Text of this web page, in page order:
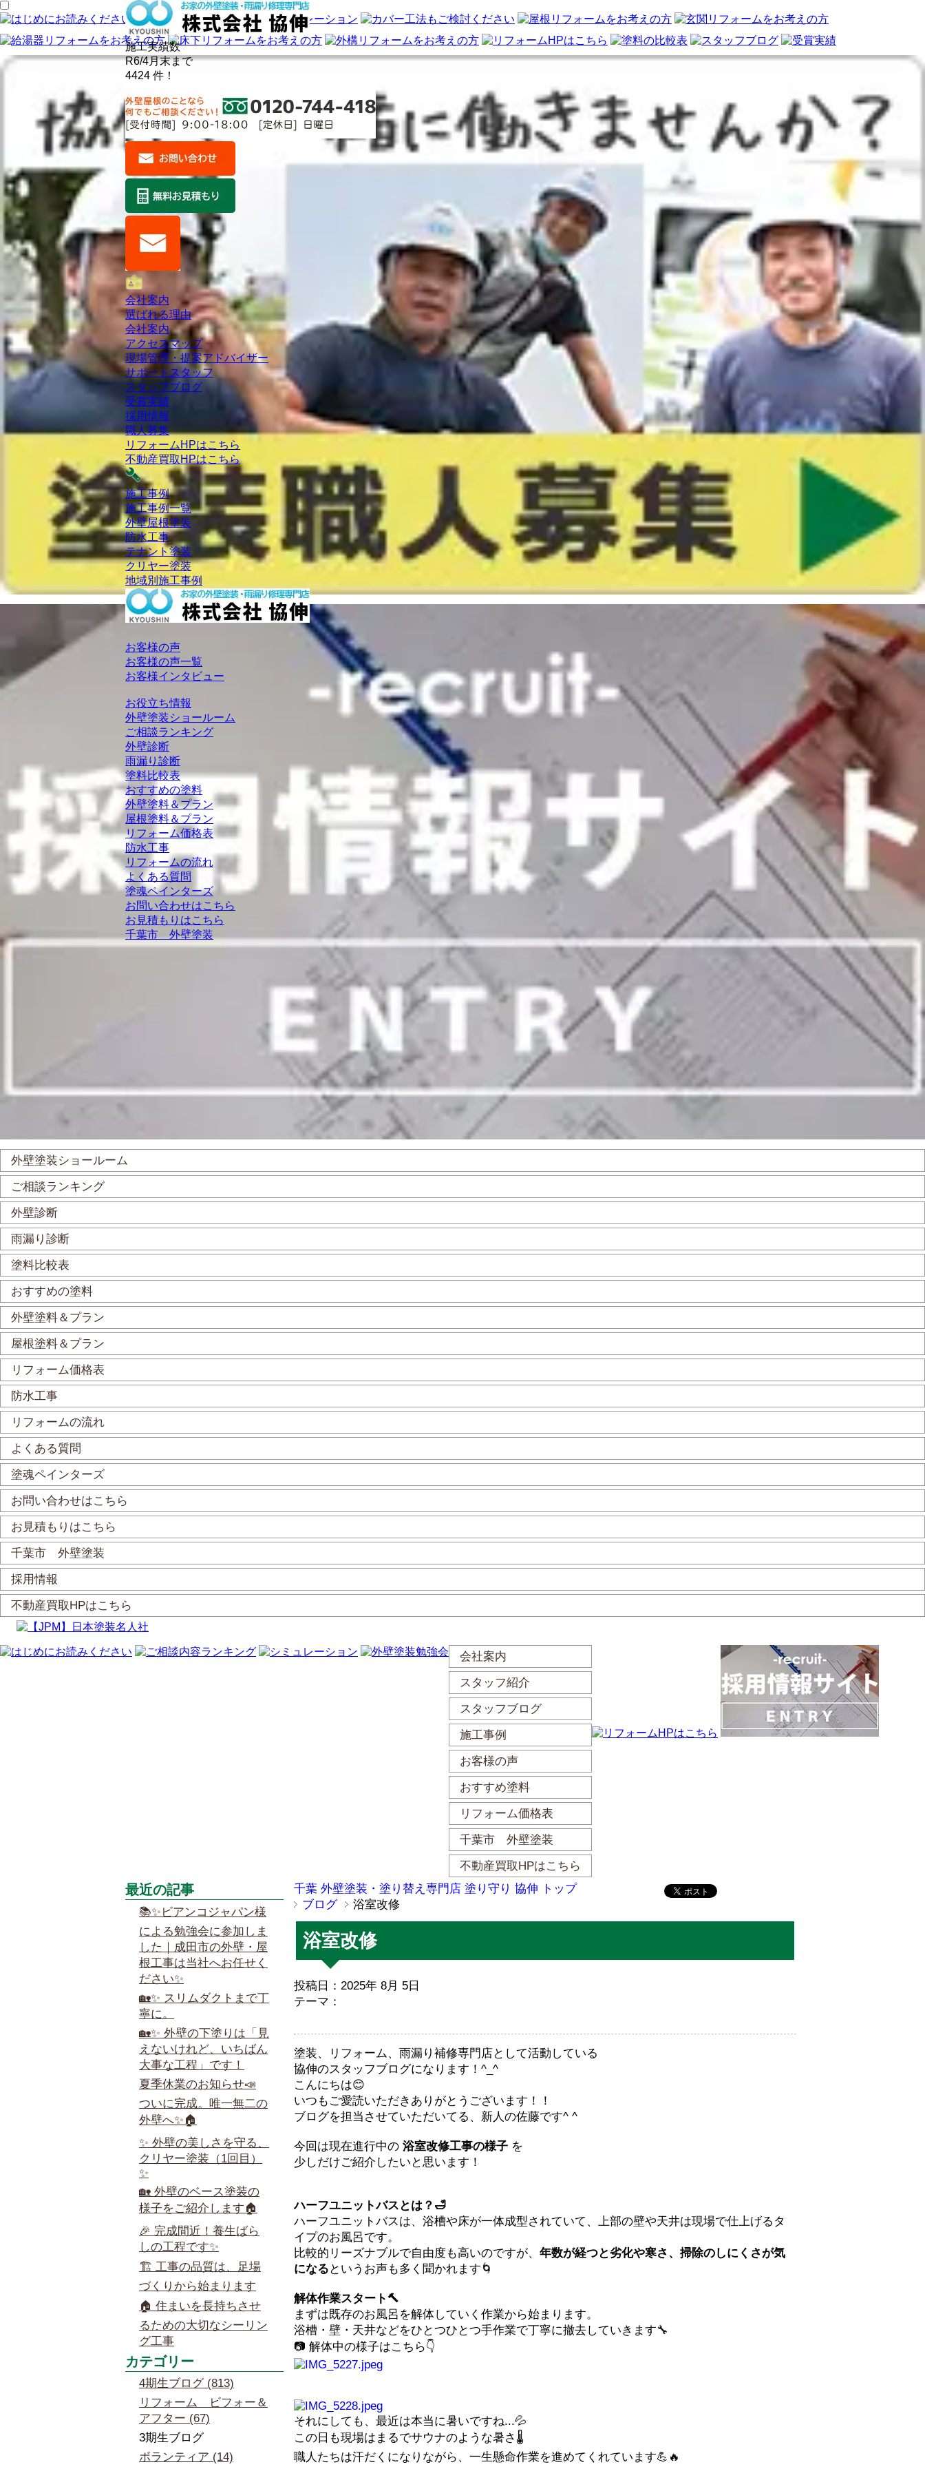
施工実績数
R6/4月末まで
4424 件！
会社案内
選ばれる理由
会社案内
アクセスマップ
現場管理・提案アドバイザー
サポートスタッフ
スタッフブログ
受賞実績
採用情報
職人募集
リフォームHPはこちら
不動産買取HPはこちら
施工事例
施工事例一覧
外壁屋根塗装
防水工事
テナント塗装
クリヤー塗装
地域別施工事例
お客様の声
お客様の声一覧
お客様インタビュー
お役立ち情報
外壁塗装ショールーム
ご相談ランキング
外壁診断
雨漏り診断
塗料比較表
おすすめの塗料
外壁塗料＆プラン
屋根塗料＆プラン
リフォーム価格表
防水工事
リフォームの流れ
よくある質問
塗魂ペインターズ
お問い合わせはこちら
お見積もりはこちら
千葉市 外壁塗装
外壁塗装ショールーム
ご相談ランキング
外壁診断
雨漏り診断
塗料比較表
おすすめの塗料
外壁塗料＆プラン
屋根塗料＆プラン
リフォーム価格表
防水工事
リフォームの流れ
よくある質問
塗魂ペインターズ
お問い合わせはこちら
お見積もりはこちら
千葉市 外壁塗装
採用情報
不動産買取HPはこちら
会社案内
スタッフ紹介
スタッフブログ
施工事例
お客様の声
おすすめ塗料
リフォーム価格表
千葉市 外壁塗装
不動産買取HPはこちら
千葉 外壁塗装・塗り替え専門店 塗り守り 協伸 トップ
ブログ
浴室改修
浴室改修
投稿日：2025年 8月 5日
テーマ：
塗装、リフォーム、雨漏り補修専門店として活動している
協伸のスタッフブログになります！^_^
こんにちは😊
いつもご愛読いただきありがとうございます！！
ブログを担当させていただいてる、新人の佐藤です^ ^
今回は現在進行中の 浴室改修工事の様子 を
少しだけご紹介したいと思います！
ハーフユニットバスとは？ 🛁
ハーフユニットバスは、浴槽や床が一体成型されていて、上部の壁や天井は現場で仕上げるタ
イプのお風呂です。
比較的リーズナブルで自由度も高いのですが、 年数が経つと劣化や寒さ、掃除のしにくさが気
になる というお声も多く聞かれます🌀
解体作業スタート 🔨
まずは既存のお風呂を解体していく作業から始まります。
浴槽・壁・天井などをひとつひとつ手作業で丁寧に撤去していきます🔧
📷 解体中の様子はこちら👇
それにしても、最近は本当に暑いですね...💦
この日も現場はまるでサウナのような暑さ🌡️
職人たちは汗だくになりながら、一生懸命作業を進めてくれています💪🔥
最近の記事
📚✨ビアンコジャパン様
による勉強会に参加しま
した｜成田市の外壁・屋
根工事は当社へお任せく
ださい✨
🏡✨ スリムダクトまで丁
寧に。
🏡✨ 外壁の下塗りは「見
えないけれど、いちばん
大事な工程」です！
夏季休業のお知らせ📣
ついに完成。唯一無二の
外壁へ✨🏠
✨ 外壁の美しさを守る、
クリヤー塗装（1回目）
✨
🏡 外壁のベース塗装の
様子をご紹介します🏠
🎉 完成間近！養生ばら
しの工程です✨
🏗️ 工事の品質は、足場
づくりから始まります
🏠 住まいを長持ちさせ
るための大切なシーリン
グ工事
カテゴリー
4期生ブログ (813)
リフォーム ビフォー＆
アフター (67)
3期生ブログ
ボランティア (14)